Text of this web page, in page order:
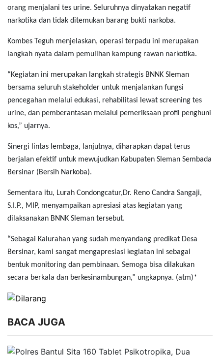
orang menjalani tes urine. Seluruhnya dinyatakan negatif
narkotika dan tidak ditemukan barang bukti narkoba.
Kombes Teguh menjelaskan, operasi terpadu ini merupakan
langkah nyata dalam pemulihan kampung rawan narkotika.
“Kegiatan ini merupakan langkah strategis BNNK Sleman
bersama seluruh stakeholder untuk menjalankan fungsi
pencegahan melalui edukasi, rehabilitasi lewat screening tes
urine, dan pemberantasan melalui pemeriksaan profil penghuni
kos,” ujarnya.
Sinergi lintas lembaga, lanjutnya, diharapkan dapat terus
berjalan efektif untuk mewujudkan Kabupaten Sleman Sembada
Bersinar (Bersih Narkoba).
Sementara itu, Lurah Condongcatur,Dr. Reno Candra Sangaji,
S.I.P., MIP, menyampaikan apresiasi atas kegiatan yang
dilaksanakan BNNK Sleman tersebut.
“Sebagai Kalurahan yang sudah menyandang predikat Desa
Bersinar, kami sangat mengapresiasi kegiatan ini sebagai
bentuk monitoring dan pembinaan. Semoga bisa dilakukan
secara berkala dan berkesinambungan,” ungkapnya. (atm)*
BACA JUGA